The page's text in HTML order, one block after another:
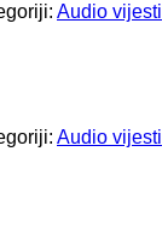
Audio vijesti
Audio vijesti